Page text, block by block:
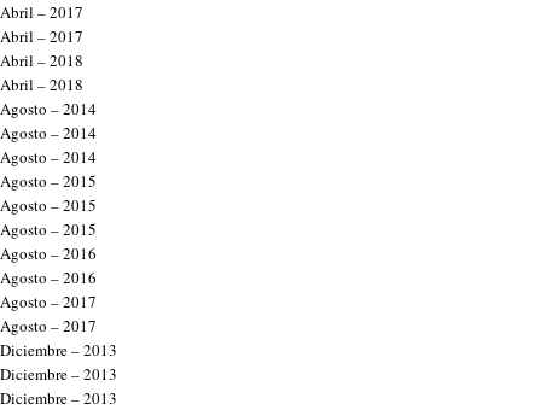
Abril – 2017
Abril – 2017
Abril – 2018
Abril – 2018
Agosto – 2014
Agosto – 2014
Agosto – 2014
Agosto – 2015
Agosto – 2015
Agosto – 2015
Agosto – 2016
Agosto – 2016
Agosto – 2017
Agosto – 2017
Diciembre – 2013
Diciembre – 2013
Diciembre – 2013